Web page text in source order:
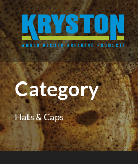
Category
Hats & Caps